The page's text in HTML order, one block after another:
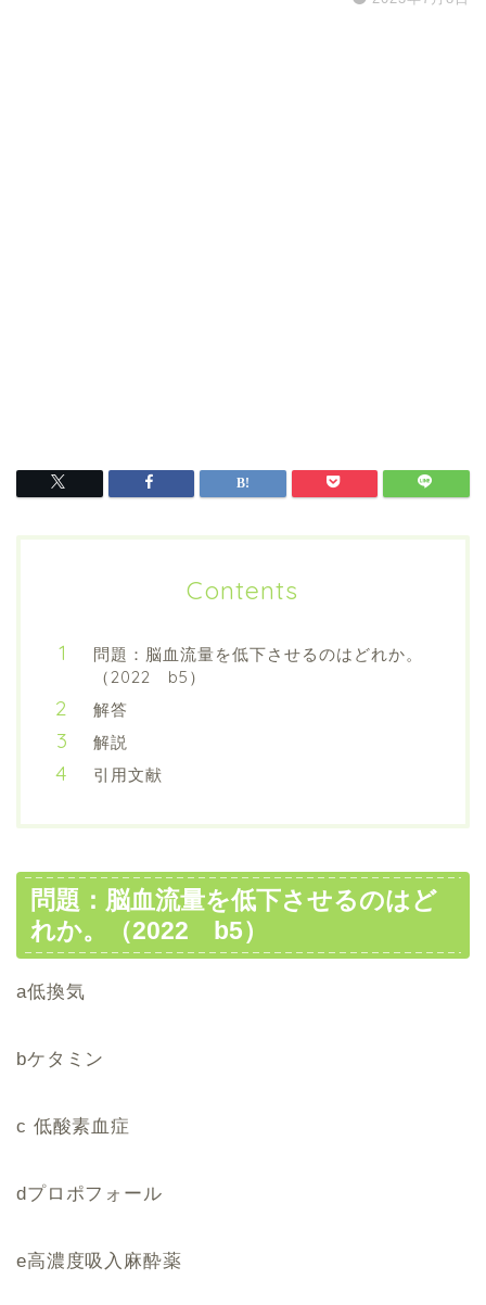
Contents
問題：脳血流量を低下させるのはどれか。
（2022 b5）
解答
解説
引用文献
問題：脳血流量を低下させるのはど
れか。（2022 b5）
a低換気
bケタミン
c 低酸素血症
dプロポフォール
e高濃度吸入麻酔薬